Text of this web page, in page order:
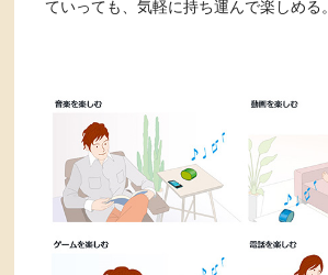
ていっても、気軽に持ち運んで楽しめる。